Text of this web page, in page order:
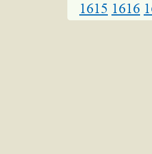
1615 1616